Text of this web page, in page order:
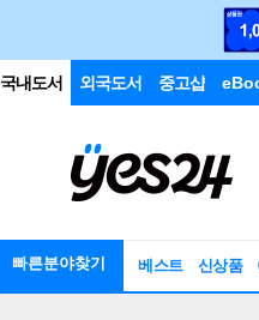
국내도서 외국도서 중고샵
빠른분야찾기 베스트 신상품